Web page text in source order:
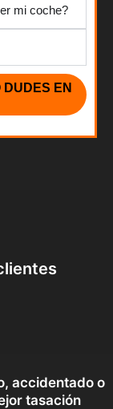
mi coche?
EN
accidentado o
tasación